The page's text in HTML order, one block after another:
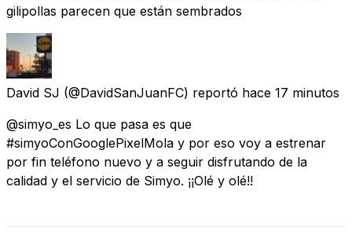
gilipollas parecen que están sembrados
David SJ (@DavidSanJuanFC) reportó hace 17 minutos
@simyo_es Lo que pasa es que
#simyoConGooglePixelMola y por eso voy a estrenar
por fin teléfono nuevo y a seguir disfrutando de la
calidad y el servicio de Simyo. ¡¡Olé y olé!!